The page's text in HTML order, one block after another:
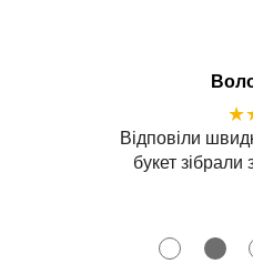
Відповіли
букет зібрали
● ●